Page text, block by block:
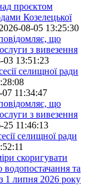
проєктом
Козелецької
2026-08-05 13:25:30
що
з вивезення
03 13:51:23
селищної ради
07 11:34:47
що
з вивезення
25 11:46:13
селищної ради
скоригувати
водопостачання та
1 липня 2026 року